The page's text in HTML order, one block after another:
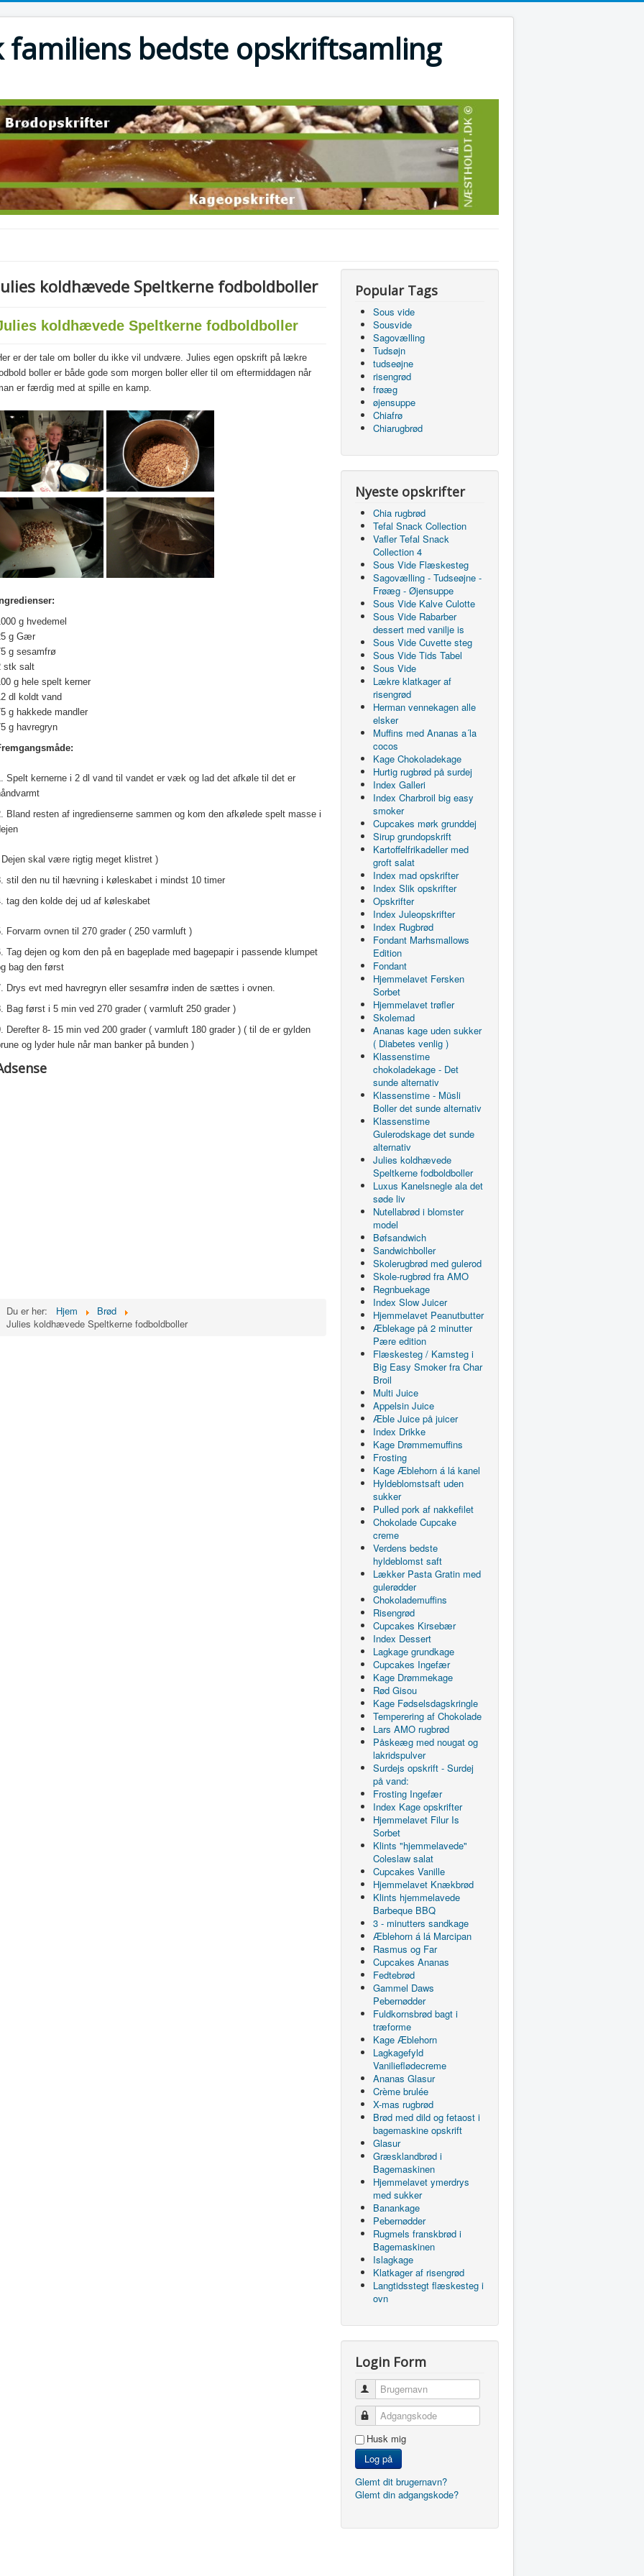
bedste opskriftsamling
koldhævede Speltkerne fodboldboller
koldhævede Speltkerne fodboldboller
er der tale om boller du ikke vil undvære. Julies egen opskrift på lækre
boller er både gode som morgen boller eller til om eftermiddagen når
er færdig med at spille en kamp.
g hvedemel
g Gær
g sesamfrø
stk salt
g hele spelt kerner
dl koldt vand
g hakkede mandler
g havregryn
Spelt kernerne i 2 dl vand til vandet er væk og lad det afkøle til det er
Bland resten af ingredienserne sammen og kom den afkølede spelt masse i
Dejen skal være rigtig meget klistret )
stil den nu til hævning i køleskabet i mindst 10 timer
tag den kolde dej ud af køleskabet
Forvarm ovnen til 270 grader ( 250 varmluft )
Tag dejen og kom den på en bageplade med bagepapir i passende klumpet
bag den først
Drys evt med havregryn eller sesamfrø inden de sættes i ovnen.
Bag først i 5 min ved 270 grader ( varmluft 250 grader )
Derefter 8- 15 min ved 200 grader ( varmluft 180 grader ) ( til de er gylden
og lyder hule når man banker på bunden )
Du er her: Hjem
Brød
Julies koldhævede Speltkerne fodboldboller
Popular Tags
Sous vide
Sousvide
Sagovælling
Tudsøjn
tudseøjne
risengrød
frøæg
øjensuppe
Chiafrø
Chiarugbrød
Nyeste opskrifter
Chia rugbrød
Tefal Snack Collection
Vafler Tefal Snack
Collection 4
Sous Vide Flæskesteg
Sagovælling - Tudseøjne -
Frøæg - Øjensuppe
Sous Vide Kalve Culotte
Sous Vide Rabarber
dessert med vanilje is
Sous Vide Cuvette steg
Sous Vide Tids Tabel
Sous Vide
Lækre klatkager af
risengrød
Herman vennekagen alle
elsker
Muffins med Ananas a´la
cocos
Kage Chokoladekage
Hurtig rugbrød på surdej
Index Galleri
Index Charbroil big easy
smoker
Cupcakes mørk grunddej
Sirup grundopskrift
Kartoffelfrikadeller med
groft salat
Index mad opskrifter
Index Slik opskrifter
Opskrifter
Index Juleopskrifter
Index Rugbrød
Fondant Marhsmallows
Edition
Fondant
Hjemmelavet Fersken
Sorbet
Hjemmelavet trøfler
Skolemad
Ananas kage uden sukker
( Diabetes venlig )
Klassenstime
chokoladekage - Det
sunde alternativ
Klassenstime - Müsli
Boller det sunde alternativ
Klassenstime
Gulerodskage det sunde
alternativ
Julies koldhævede
Speltkerne fodboldboller
Luxus Kanelsnegle ala det
søde liv
Nutellabrød i blomster
model
Bøfsandwich
Sandwichboller
Skolerugbrød med gulerod
Skole-rugbrød fra AMO
Regnbuekage
Index Slow Juicer
Hjemmelavet Peanutbutter
Æblekage på 2 minutter
Pære edition
Flæskesteg / Kamsteg i
Big Easy Smoker fra Char
Broil
Multi Juice
Appelsin Juice
Æble Juice på juicer
Index Drikke
Kage Drømmemuffins
Frosting
Kage Æblehorn á lá kanel
Hyldeblomstsaft uden
sukker
Pulled pork af nakkefilet
Chokolade Cupcake
creme
Verdens bedste
hyldeblomst saft
Lækker Pasta Gratin med
gulerødder
Chokolademuffins
Risengrød
Cupcakes Kirsebær
Index Dessert
Lagkage grundkage
Cupcakes Ingefær
Kage Drømmekage
Rød Gisou
Kage Fødselsdagskringle
Temperering af Chokolade
Lars AMO rugbrød
Påskeæg med nougat og
lakridspulver
Surdejs opskrift - Surdej
på vand:
Frosting Ingefær
Index Kage opskrifter
Hjemmelavet Filur Is
Sorbet
Klints "hjemmelavede"
Coleslaw salat
Cupcakes Vanille
Hjemmelavet Knækbrød
Klints hjemmelavede
Barbeque BBQ
3 - minutters sandkage
Æblehorn á lá Marcipan
Rasmus og Far
Cupcakes Ananas
Fedtebrød
Gammel Daws
Pebernødder
Fuldkornsbrød bagt i
træforme
Kage Æblehorn
Lagkagefyld
Vanilieflødecreme
Ananas Glasur
Crème brulée
X-mas rugbrød
Brød med dild og fetaost i
bagemaskine opskrift
Glasur
Græsklandbrød i
Bagemaskinen
Hjemmelavet ymerdrys
med sukker
Banankage
Pebernødder
Rugmels franskbrød i
Bagemaskinen
Islagkage
Klatkager af risengrød
Langtidsstegt flæskesteg i
ovn
Login Form
Brugernavn
Adgangskode
Husk mig
Log på
Glemt dit brugernavn?
Glemt din adgangskode?